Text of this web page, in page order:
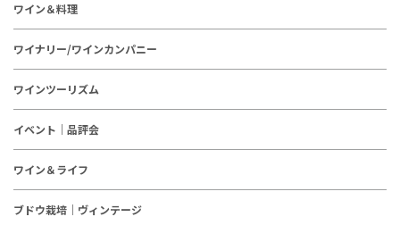
ワイン＆料理
ワイナリー/ワインカンパニー
ワインツーリズム
イベント｜品評会
ワイン＆ライフ
ブドウ栽培｜ヴィンテージ